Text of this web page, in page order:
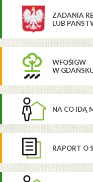
ZADANIA
LUB
WFOŚIGW
W
NA CO IDĄ
RAPORT O